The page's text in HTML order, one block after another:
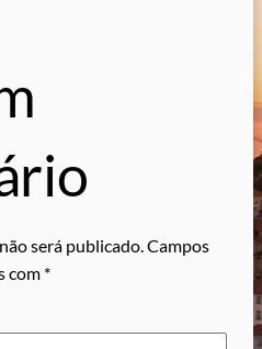
será publicado.Campos
com *